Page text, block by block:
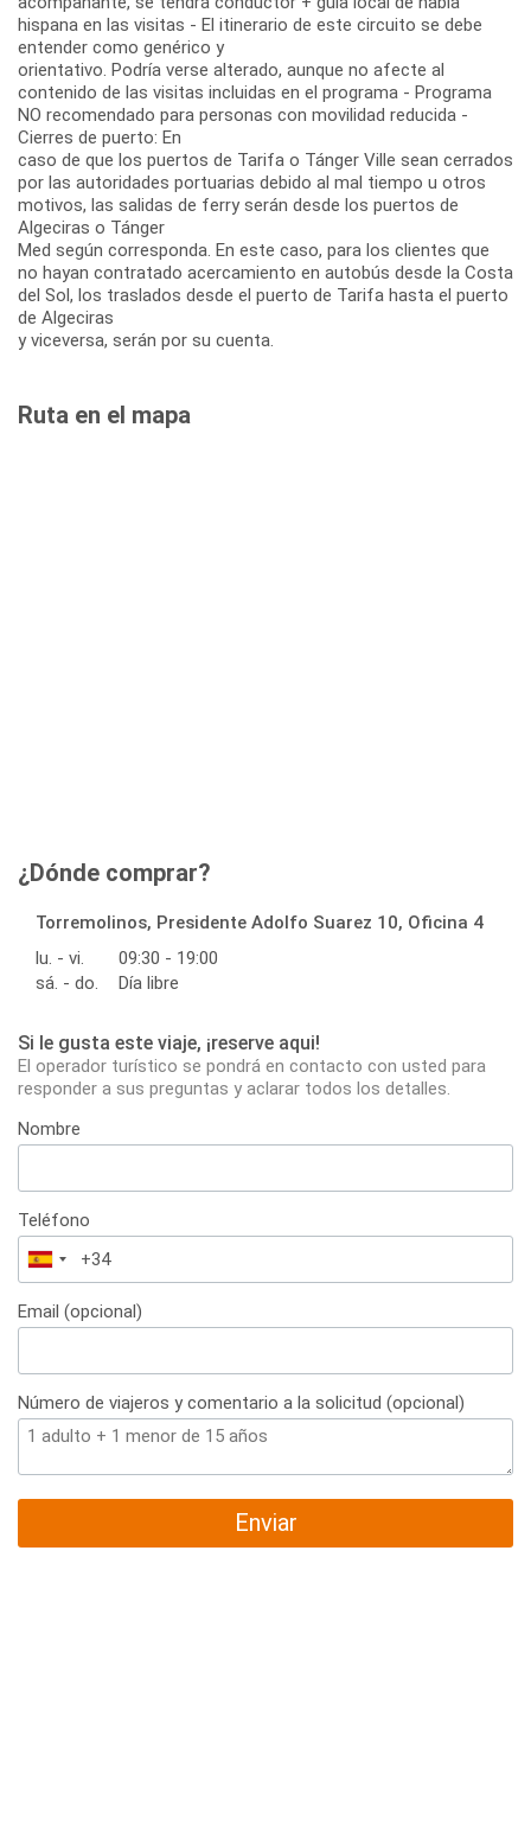
hispana en las visitas - El itinerario de este circuito se debe
entender como genérico y
orientativo. Podría verse alterado, aunque no afecte al
contenido de las visitas incluidas en el programa - Programa
NO recomendado para personas con movilidad reducida -
Cierres de puerto: En
caso de que los puertos de Tarifa o Tánger Ville sean cerrados
por las autoridades portuarias debido al mal tiempo u otros
motivos, las salidas de ferry serán desde los puertos de
Algeciras o Tánger
Med según corresponda. En este caso, para los clientes que
no hayan contratado acercamiento en autobús desde la Costa
del Sol, los traslados desde el puerto de Tarifa hasta el puerto
de Algeciras
y viceversa, serán por su cuenta.
Ruta en el mapa
¿Dónde comprar?
Torremolinos, Presidente Adolfo Suarez 10, Oficina 4
lu. - vi.
09:30 - 19:00
sá. - do.
Día libre
Si le gusta este viaje, ¡reserve aqui!
El operador turístico se pondrá en contacto con usted para
responder a sus preguntas y aclarar todos los detalles.
Nombre
Teléfono
España
+34
Email (opcional)
Número de viajeros y comentario a la solicitud (opcional)
Enviar